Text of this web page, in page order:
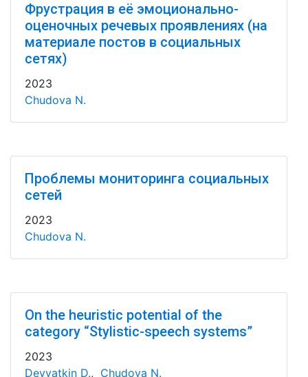
Фрустрация в её эмоционально-
оценочных речевых проявлениях (на
материале постов в социальных
сетях)
2023
Chudova N.
Проблемы мониторинга социальных
сетей
2023
Chudova N.
On the heuristic potential of the
category “Stylistic-speech systems”
2023
Devyatkin D., Chudova N.